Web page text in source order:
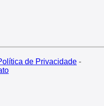
de Privacidade-